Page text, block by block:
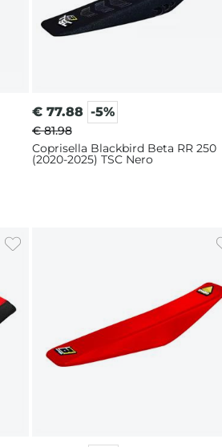
€ 77.88 -5%
€ 81.98
Coprisella Blackbird Beta RR 250
(2020-2025) TSC Nero